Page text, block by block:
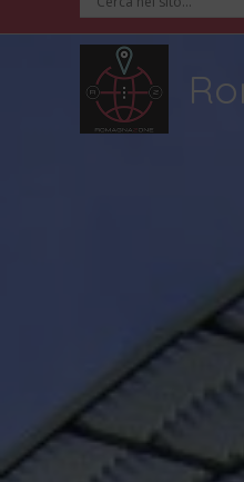
contenuto